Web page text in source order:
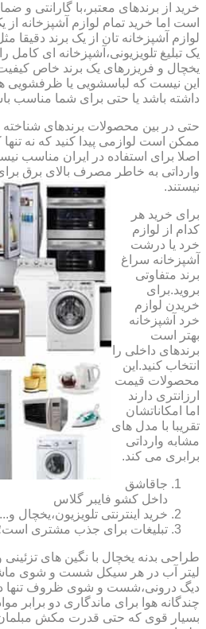
خرید از برندهای معتبر،با گارانتی و
است اما خرید تمام لوازم آشپزخانه
لوازم آشپزخانه تان از یک برند دقیقا
یک تبلیغ تلویزیونی،آشپزخانه ای کامل
یخچال و فریزرهای یک برند خاص کیفیت
این نیست که لباسشویی یا ظرفشویی
داشته باشد یا حتی برای شما مناسب
حتی در بین محصولات برندهای
ممکن است لوازمی پیدا کنید که نه
اصلا برای استفاده در ایران مناسب
وارداتی به خاطر مصرف بالای برق
نیستند.
برای خرید هر
کدام از لوازم
خرد یا درشت
آشپزخانه سراغ
برند متفاوتی
بروید.برای
خریدن لوازم
خرد آشپزخانه
بهتر است
برندهای داخلی را
انتخاب کنید.این
محصولات قیمت
ارزانتری دارند
اما امکاناتشان
تقریبا با مدل های
مشابه وارداتی
برابری می کند.
جاقاشق
داخل کشو فایبر گلاس
خرید اینترنتی تلویزیون،یخچال
تبلیغات برای جذب مشتری است؛
طراحی بدنه یخچال با نگین های
لیتر آب در هر سیکل شست و شوی
چندگانه هوا برای ماندگاری دو برابر
بسیار قوی که حتی قدرت مکش مبلمان